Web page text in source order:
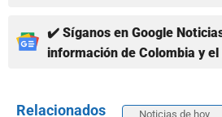
✔️ Síganos en Google
información de Colombia y el
Relacionados Noticias de hoy